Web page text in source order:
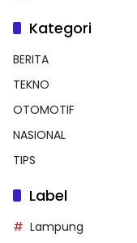
Kategori
BERITA
TEKNO
OTOMOTIF
NASIONAL
TIPS
Label
Lampung